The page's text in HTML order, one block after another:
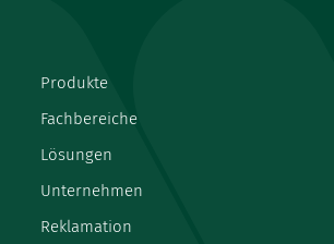
Produkte
Fachbereiche
Lösungen
Unternehmen
Reklamation